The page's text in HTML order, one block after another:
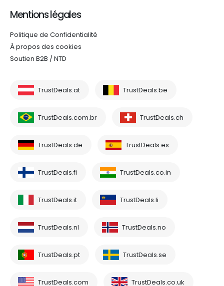
Mentions légales
Politique de Confidentialité
À propos des cookies
Soutien B2B / NTD
TrustDeals.at TrustDeals.be
TrustDeals.com.br TrustDeals.ch
TrustDeals.de TrustDeals.es
TrustDeals.fi TrustDeals.co.in
TrustDeals.it TrustDeals.li
TrustDeals.nl TrustDeals.no
TrustDeals.pt TrustDeals.se
TrustDeals.com TrustDeals.co.uk